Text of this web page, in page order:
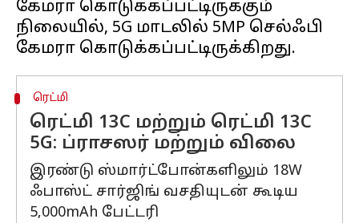
கேமரா கொடுக்கப்பட்டிருக்கும்
நிலையில், 5G மாடலில் 5MP செல்ஃபி
ரெட்மி
ரெட்மி 13C மற்றும் ரெட்மி 13C
5G: ப்ராசஸர் மற்றும் விலை
இரண்டு ஸ்மார்ட்போன்களிலும் 18W
ஃபாஸ்ட் சார்ஜிங் வசதியுடன் கூடிய
5,000mAh பேட்டரி